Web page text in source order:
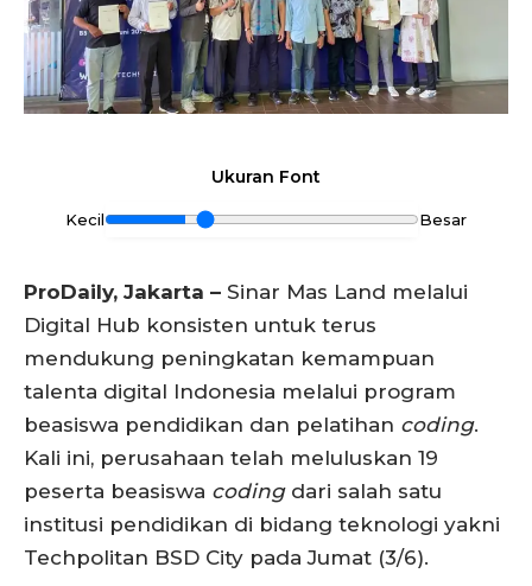
Ukuran Font
Kecil Besar
ProDaily, Jakarta – Sinar Mas Land melalui
Digital Hub konsisten untuk terus
mendukung peningkatan kemampuan
talenta digital Indonesia melalui program
beasiswa pendidikan dan pelatihan coding.
Kali ini, perusahaan telah meluluskan 19
peserta beasiswa codingdari salah satu
institusi pendidikan di bidang teknologi yakni
Techpolitan BSD City pada Jumat (3/6).